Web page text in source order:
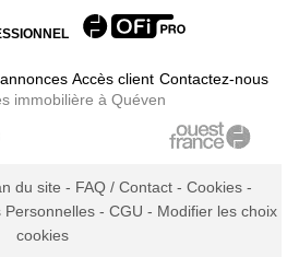
Accès client Contactez-nous
immobilière à Quéven
du site - FAQ / Contact- Cookies-
Personnelles - CGU - Modifier les choix
cookies